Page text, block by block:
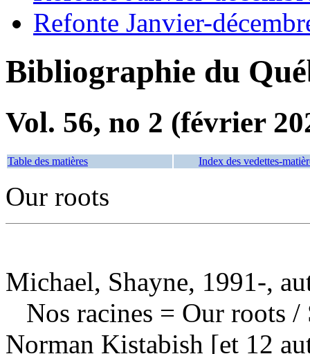
Refonte Janvier-
Bibliographie du
Vol. 56, no 2 (février
Table des matières Index des vedettes-
Our roots
Michael, Shayne, 1991-,
Nos racines = Our roots /
Norman Kistabish [et 12